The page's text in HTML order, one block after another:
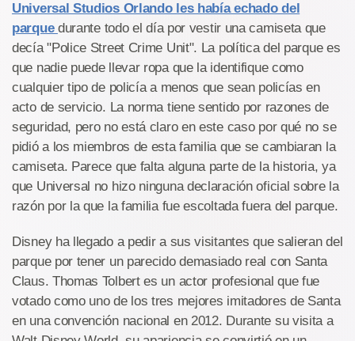
Universal Studios Orlando les había echado del
parque durante todo el día por vestir una camiseta que
decía "Police Street Crime Unit". La política del parque es
que nadie puede llevar ropa que la identifique como
cualquier tipo de policía a menos que sean policías en
acto de servicio. La norma tiene sentido por razones de
seguridad, pero no está claro en este caso por qué no se
pidió a los miembros de esta familia que se cambiaran la
camiseta. Parece que falta alguna parte de la historia, ya
que Universal no hizo ninguna declaración oficial sobre la
razón por la que la familia fue escoltada fuera del parque.
Disney ha llegado a pedir a sus visitantes que salieran del
parque por tener un parecido demasiado real con Santa
Claus. Thomas Tolbert es un actor profesional que fue
votado como uno de los tres mejores imitadores de Santa
en una convención nacional en 2012. Durante su visita a